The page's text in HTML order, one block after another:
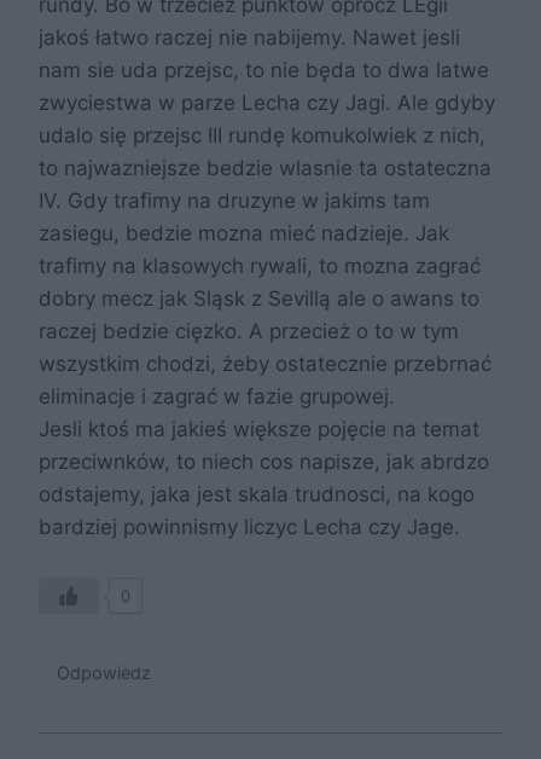
jakoś łatwo raczej nie nabijemy. Nawet jesli
nam sie uda przejsc, to nie będa to dwa latwe
zwyciestwa w parze Lecha czy Jagi. Ale gdyby
udalo się przejsc III rundę komukolwiek z nich,
to najwazniejsze bedzie wlasnie ta ostateczna
IV. Gdy trafimy na druzyne w jakims tam
zasiegu, bedzie mozna mieć nadzieje. Jak
trafimy na klasowych rywali, to mozna zagrać
dobry mecz jak Sląsk z Sevillą ale o awans to
raczej bedzie cięzko. A przecież o to w tym
wszystkim chodzi, żeby ostatecznie przebrnać
eliminacje i zagrać w fazie grupowej.
Jesli ktoś ma jakieś większe pojęcie na temat
przeciwnków, to niech cos napisze, jak abrdzo
odstajemy, jaka jest skala trudnosci, na kogo
bardziej powinnismy liczyc Lecha czy Jage.
0
Odpowiedz